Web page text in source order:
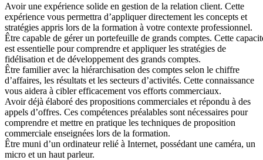
Avoir une expérience solide en gestion de la relation client. Cette
expérience vous permettra d’appliquer directement les concepts et
stratégies appris lors de la formation à votre contexte professionnel.
Être capable de gérer un portefeuille de grands comptes. Cette
est essentielle pour comprendre et appliquer les stratégies de
fidélisation et de développement des grands comptes.
Être familier avec la hiérarchisation des comptes selon le chiffre
d’affaires, les résultats et les secteurs d’activités. Cette connaissance
vous aidera à cibler efficacement vos efforts commerciaux.
Avoir déjà élaboré des propositions commerciales et répondu à des
appels d’offres. Ces compétences préalables sont nécessaires pour
comprendre et mettre en pratique les techniques de proposition
commerciale enseignées lors de la formation.
Être muni d’un ordinateur relié à Internet, possédant une caméra, un
micro et un haut parleur.